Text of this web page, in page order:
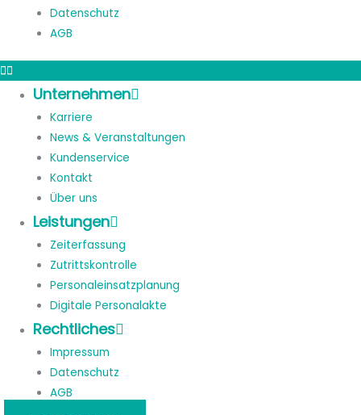
Datenschutz
AGB
Unternehmen
Karriere
News & Veranstaltungen
Kundenservice
Kontakt
Über uns
Leistungen
Zeiterfassung
Zutrittskontrolle
Personaleinsatzplanung
Digitale Personalakte
Rechtliches
Impressum
Datenschutz
AGB